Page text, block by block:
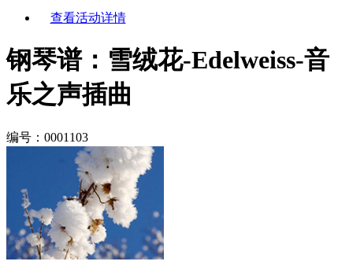
查看活动详情
钢琴谱：雪绒花-Edelweiss-音
乐之声插曲
编号：0001103